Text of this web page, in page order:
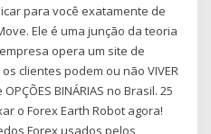
para você exatamente de
Ele é uma junção da teoria
opera um site de
clientes podem ou não VIVER
BINÁRIAS no Brasil. 25
o Forex Earth Robot agora!
Forex usados pelos